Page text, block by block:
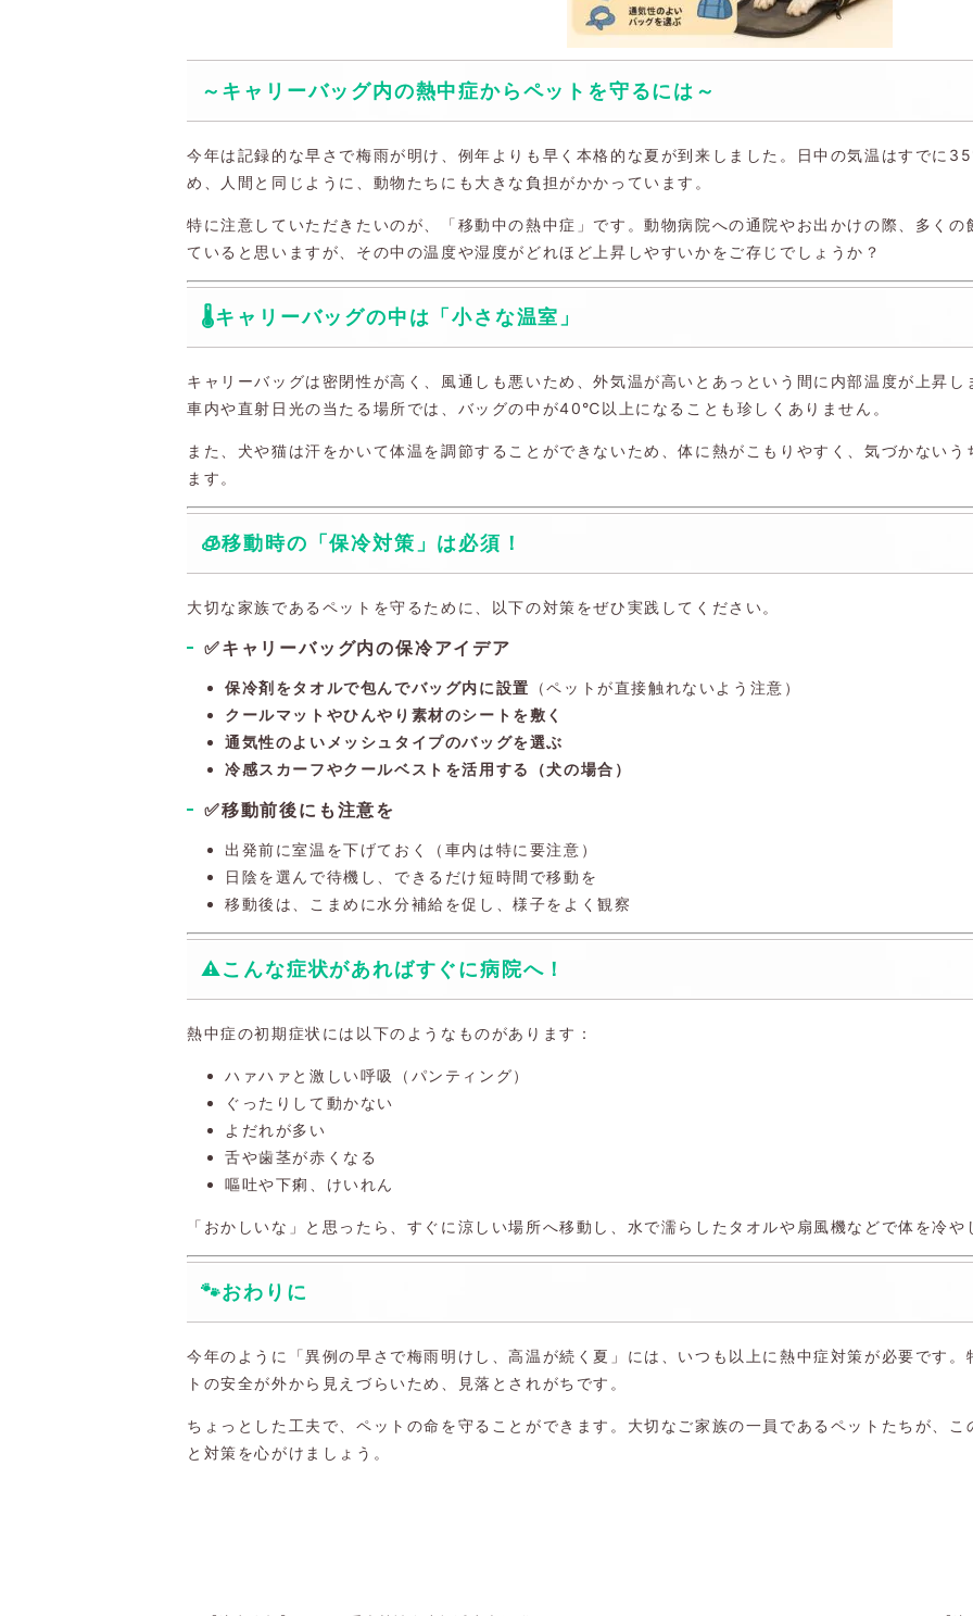
～キャリーバッグ内の熱中症からペットを守るには～
今年は記録的な早さで梅雨が明け、例年よりも早く本格的な夏が到来しました。日中の気温はすでに
め、人間と同じように、動物たちにも大きな負担がかかっています。
特に注意していただきたいのが、「移動中の熱中症」です。動物病院への通院やお出かけの際、多く
ていると思いますが、その中の温度や湿度がどれほど上昇しやすいかをご存じでしょうか？
🌡️キャリーバッグの中は「小さな温室」
キャリーバッグは密閉性が高く、風通しも悪いため、外気温が高いとあっという間に内部温度が上昇し
車内や直射日光の当たる場所では、バッグの中が40℃以上になることも珍しくありません。
また、犬や猫は汗をかいて体温を調節することができないため、体に熱がこもりやすく、気づかない
ます。
🧊移動時の「保冷対策」は必須！
大切な家族であるペットを守るために、以下の対策をぜひ実践してください。
✅キャリーバッグ内の保冷アイデア
保冷剤をタオルで包んでバッグ内に設置
（ペットが直接触れないよう注意）
クールマットやひんやり素材のシートを敷く
通気性のよいメッシュタイプのバッグを選ぶ
冷感スカーフやクールベストを活用する（犬の場合）
✅移動前後にも注意を
出発前に室温を下げておく（車内は特に要注意）
日陰を選んで待機し、できるだけ短時間で移動を
移動後は、こまめに水分補給を促し、様子をよく観察
⚠️こんな症状があればすぐに病院へ！
熱中症の初期症状には以下のようなものがあります：
ハァハァと激しい呼吸（パンティング）
ぐったりして動かない
よだれが多い
舌や歯茎が赤くなる
嘔吐や下痢、けいれん
「おかしいな」と思ったら、すぐに涼しい場所へ移動し、水で濡らしたタオルや扇風機などで体を冷や
🐾おわりに
今年のように「異例の早さで梅雨明けし、高温が続く夏」には、いつも以上に熱中症対策が必要です
トの安全が外から見えづらいため、見落とされがちです。
ちょっとした工夫で、ペットの命を守ることができます。大切なご家族の一員であるペットたちが、
と対策を心がけましょう。